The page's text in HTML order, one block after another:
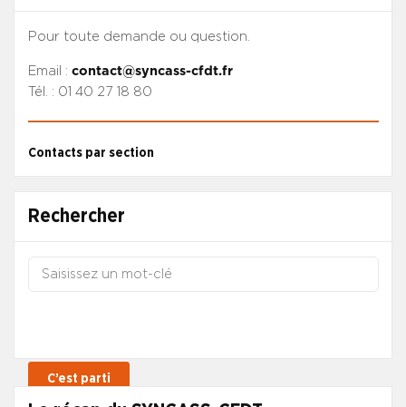
Pour toute demande ou question.
Email : contact@syncass-cfdt.fr
Tél. : 01 40 27 18 80
Contacts par section
Rechercher